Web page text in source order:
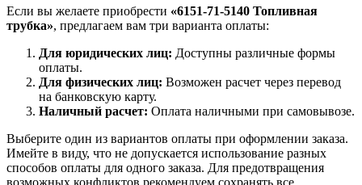
Если вы желаете приобрести «6151-71-5140 Топливная
трубка», предлагаем вам три варианта оплаты:
Для юридических лиц: Доступны различные формы
оплаты.
Для физических лиц: Возможен расчет через перевод
на банковскую карту.
Наличный расчет: Оплата наличными при самовывозе.
Выберите один из вариантов оплаты при оформлении заказа.
Имейте в виду, что не допускается использование разных
способов оплаты для одного заказа. Для предотвращения
возможных конфликтов рекомендуем сохранять все